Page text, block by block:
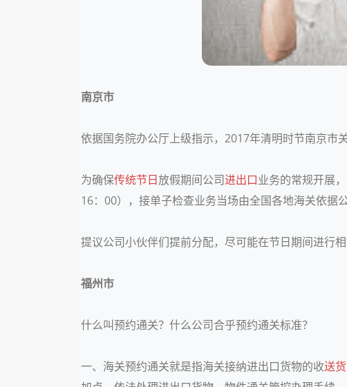
南京市
依据国务院办公厅上级指示，2017年清明时节南京市
为确保传统节日放假期间公司进出口业务的常规开展
16：00），接单子检查业务当场由全国各地海关依据
提议公司小伙伴们提前分配，尽可能在节日期间进行
福州市
什么叫预约通关？什么公司合乎预约通关标准？
一、海关预约通关就是指海关接纳进出口货物的收送货